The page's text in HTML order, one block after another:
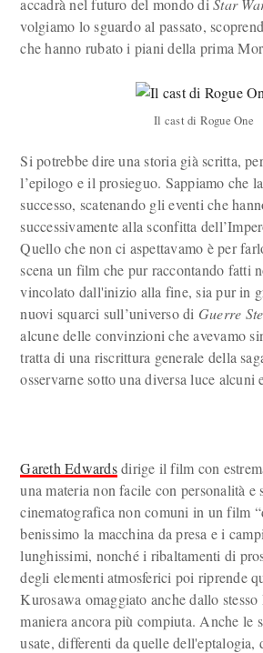
accadrà nel futuro del mondo diStar
volgiamo lo sguardo al passato,
che hanno rubato i piani della prima
Il cast di Rogue One
Si potrebbe dire una storia già scritta,
l’epilogo e il prosieguo. Sappiamo che
successo, scatenando gli eventi che
successivamente alla sconfitta
Quello che non ci aspettavamo è per
scena un film che pur raccontando fatti
vincolato dall'inizio alla fine, sia pur in
nuovi squarci sull’universo di Guerre
alcune delle convinzioni che avevamo
tratta di una riscrittura generale della
osservarne sotto una diversa luce alcuni
Gareth Edwardsdirige il film con
una materia non facile con personalità e
cinematografica non comuni in un film
benissimo la macchina da presa e i
lunghissimi, nonché i ribaltamenti di
degli elementi atmosferici poi riprende
Kurosawa omaggiato anche dallo stesso
maniera ancora più compiuta. Anche le
usate, differenti da quelle dell'eptalogia,